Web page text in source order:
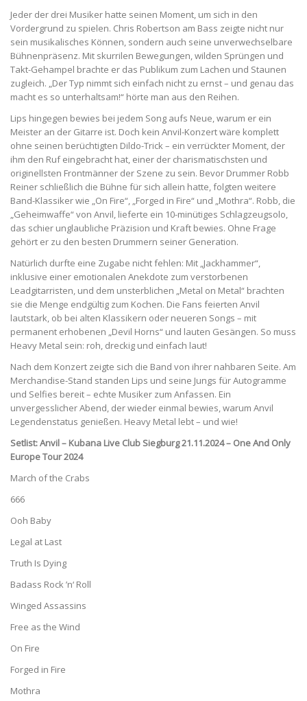
Jeder der drei Musiker hatte seinen Moment, um sich in den
Vordergrund zu spielen. Chris Robertson am Bass zeigte nicht nur
sein musikalisches Können, sondern auch seine unverwechselbare
Bühnenpräsenz. Mit skurrilen Bewegungen, wilden Sprüngen und
Takt-Gehampel brachte er das Publikum zum Lachen und Staunen
zugleich. „Der Typ nimmt sich einfach nicht zu ernst – und genau das
macht es so unterhaltsam!“ hörte man aus den Reihen.
Lips hingegen bewies bei jedem Song aufs Neue, warum er ein
Meister an der Gitarre ist. Doch kein Anvil-Konzert wäre komplett
ohne seinen berüchtigten Dildo-Trick – ein verrückter Moment, der
ihm den Ruf eingebracht hat, einer der charismatischsten und
originellsten Frontmänner der Szene zu sein. Bevor Drummer Robb
Reiner schließlich die Bühne für sich allein hatte, folgten weitere
Band-Klassiker wie „On Fire“, „Forged in Fire“ und „Mothra“. Robb, die
„Geheimwaffe“ von Anvil, lieferte ein 10-minütiges Schlagzeugsolo,
das schier unglaubliche Präzision und Kraft bewies. Ohne Frage
gehört er zu den besten Drummern seiner Generation.
Natürlich durfte eine Zugabe nicht fehlen: Mit „Jackhammer“,
inklusive einer emotionalen Anekdote zum verstorbenen
Leadgitarristen, und dem unsterblichen „Metal on Metal“ brachten
sie die Menge endgültig zum Kochen. Die Fans feierten Anvil
lautstark, ob bei alten Klassikern oder neueren Songs – mit
permanent erhobenen „Devil Horns“ und lauten Gesängen. So muss
Heavy Metal sein: roh, dreckig und einfach laut!
Nach dem Konzert zeigte sich die Band von ihrer nahbaren Seite. Am
Merchandise-Stand standen Lips und seine Jungs für Autogramme
und Selfies bereit – echte Musiker zum Anfassen. Ein
unvergesslicher Abend, der wieder einmal bewies, warum Anvil
Legendenstatus genießen. Heavy Metal lebt – und wie!
Setlist: Anvil – Kubana Live Club Siegburg 21.11.2024 – One And Only
Europe Tour 2024
March of the Crabs
666
Ooh Baby
Legal at Last
Truth Is Dying
Badass Rock ’n‘ Roll
Winged Assassins
Free as the Wind
On Fire
Forged in Fire
Mothra